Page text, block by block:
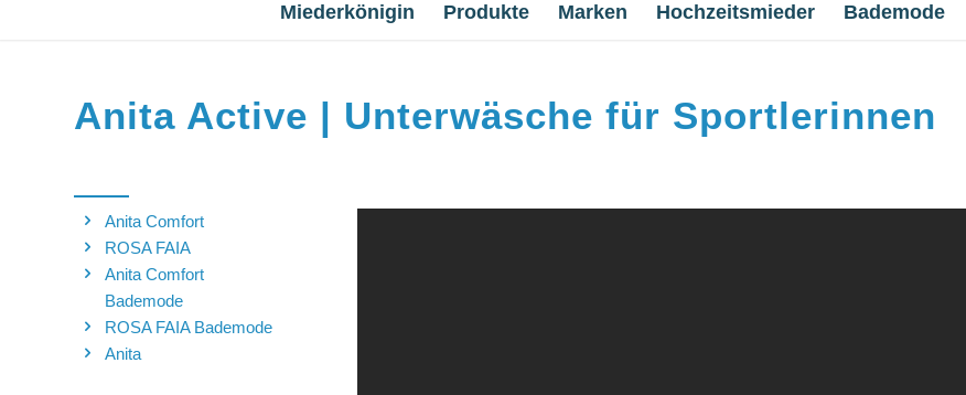
Miederkönigin Produkte Marken Hochzeitsmieder Bademode
Anita Active | Unterwäsche für Sportlerinnen
Anita Comfort
ROSA FAIA
Anita Comfort
Bademode
ROSA FAIA Bademode
Anita